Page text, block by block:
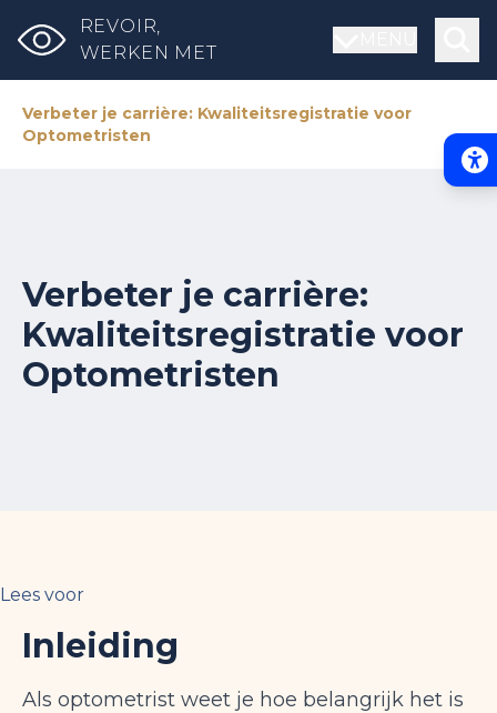
REVOIR,
WERKEN MET
Verbeter je carrière: Kwaliteitsregistratie voor
Optometristen
Verbeter je carrière:
Kwaliteitsregistratie voor
Optometristen
Lees voor
Inleiding
Als optometrist weet je hoe belangrijk het is